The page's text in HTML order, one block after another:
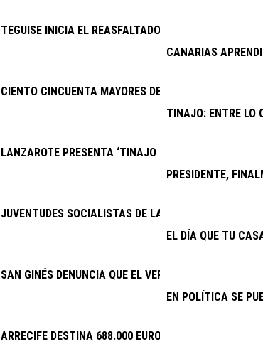
TEGUISE INICIA EL REASFALTADO DE VARIAS CALLES
CIENTO CINCUENTA MAYORES DE YAIZA FESTEJAN EL
LANZAROTE PRESENTA ‘TINAJO PARA TODOS’, EL
JUVENTUDES SOCIALISTAS DE LANZAROTE Y LA
SAN GINÉS DENUNCIA QUE EL VERANO JOVEN
ARRECIFE DESTINA 688.000 EUROS A EVENTOS
CANARIAS
TINAJO: ENTRE LO
PRESIDENTE,
EL DÍA QUE TU
EN POLÍTICA SE